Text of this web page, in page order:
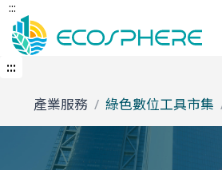
跳
到
中
內
:::
:::
首頁
產業服務 綠色數位工具市集